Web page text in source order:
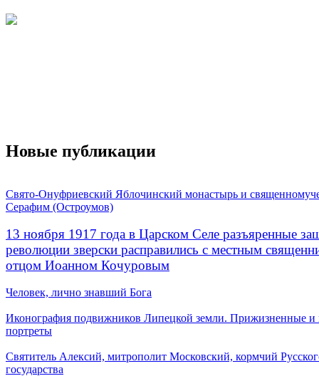
Новые публикации
Свято-Онуфриевский Яблочинский монастырь и
Серафим (Остроумов)
13 ноября 1917 года в Царском Селе разъяренные
революции зверски расправились с местным
отцом Иоанном Кочуровым
Человек, лично знавший Бога
Иконография подвижников Липецкой земли. Прижизненные и
портреты
Святитель Алексий, митрополит Московский, кормчий
государства